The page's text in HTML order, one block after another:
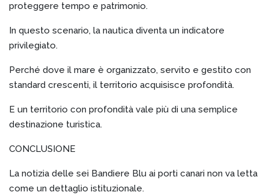
proteggere tempo e patrimonio.
In questo scenario, la nautica diventa un indicatore
privilegiato.
Perché dove il mare è organizzato, servito e gestito con
standard crescenti, il territorio acquisisce profondità.
E un territorio con profondità vale più di una semplice
destinazione turistica.
CONCLUSIONE
La notizia delle sei Bandiere Blu ai porti canari non va letta
come un dettaglio istituzionale.